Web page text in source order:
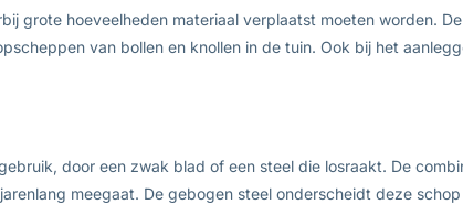
grote hoeveelheden materiaal verplaatst moeten worden.
van bollen en knollen in de tuin. Ook bij het
door een zwak blad of een steel die losraakt. De
meegaat. De gebogen steel onderscheidt deze